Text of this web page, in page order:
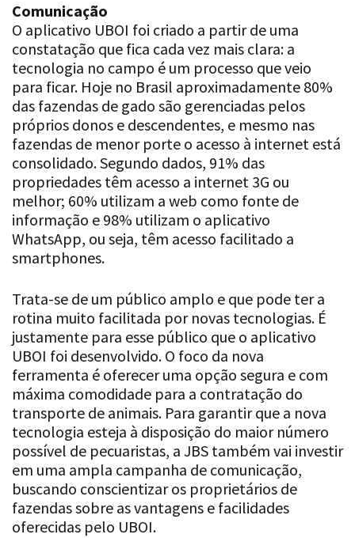
Comunicação
O aplicativo UBOI foi criado a partir de uma
constatação que fica cada vez mais clara: a
tecnologia no campo é um processo que veio
para ficar. Hoje no Brasil aproximadamente 80%
das fazendas de gado são gerenciadas pelos
próprios donos e descendentes, e mesmo nas
fazendas de menor porte o acesso à internet está
consolidado. Segundo dados, 91% das
propriedades têm acesso a internet 3G ou
melhor; 60% utilizam a web como fonte de
informação e 98% utilizam o aplicativo
WhatsApp, ou seja, têm acesso facilitado a
smartphones.
Trata-se de um público amplo e que pode ter a
rotina muito facilitada por novas tecnologias. É
justamente para esse público que o aplicativo
UBOI foi desenvolvido. O foco da nova
ferramenta é oferecer uma opção segura e com
máxima comodidade para a contratação do
transporte de animais. Para garantir que a nova
tecnologia esteja à disposição do maior número
possível de pecuaristas, a JBS também vai investir
em uma ampla campanha de comunicação,
buscando conscientizar os proprietários de
fazendas sobre as vantagens e facilidades
oferecidas pelo UBOI.